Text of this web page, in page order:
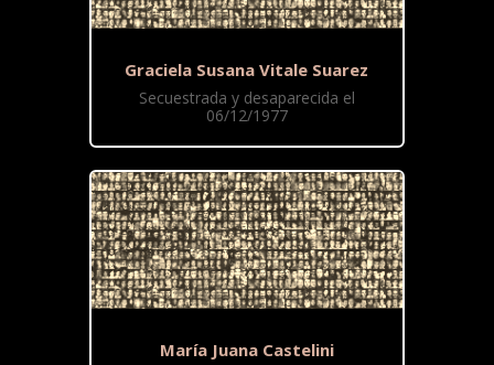
Graciela Susana Vitale Suarez
Secuestrada y desaparecida el
06/12/1977
María Juana Castelini